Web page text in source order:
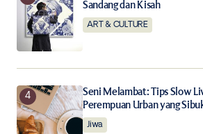
Sandang dan Kisah
ART & CULTURE
Seni Melambat: Tips Slow
Perempuan Urban yang
Jiwa